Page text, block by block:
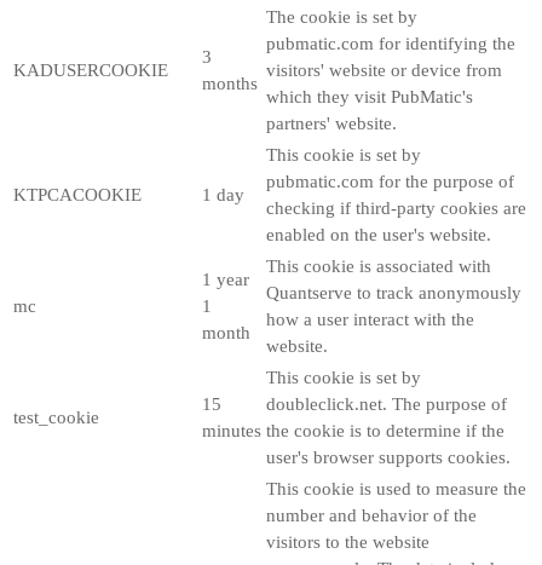
KADUSERCOOKIE
3
months
The cookie is set by
pubmatic.com for identifying the
visitors' website or device from
which they visit PubMatic's
partners' website.
KTPCACOOKIE 1 day
This cookie is set by
pubmatic.com for the purpose of
checking if third-party cookies are
enabled on the user's website.
mc
1 year
1
month
This cookie is associated with
Quantserve to track anonymously
how a user interact with the
website.
test_cookie
15
minutes
This cookie is set by
doubleclick.net. The purpose of
the cookie is to determine if the
user's browser supports cookies.
This cookie is used to measure the
number and behavior of the
visitors to the website